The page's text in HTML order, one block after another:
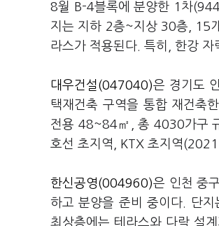
8월 B-4블록에 분양한 1차
지는 지하 2층~지상 30층, 15
라스가 적용된다. 특히, 한강
대우건설(047040)은 경기도
택재건축 구역을 통합 재건축
전용 48~84㎡, 총 4030가구
호선 초지역, KTX 초지역
한신공영(004960)은 인천 중
하고 분양을 준비 중이다. 단
최상층에는 테라스와 다락 설